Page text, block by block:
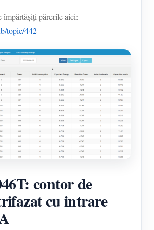
împărtășiți părerile aici:
topic/442
contor de
cu intrare